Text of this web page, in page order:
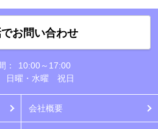
お問い合わせ
：
10:00～17:00
日曜・水曜 祝日
会社概要